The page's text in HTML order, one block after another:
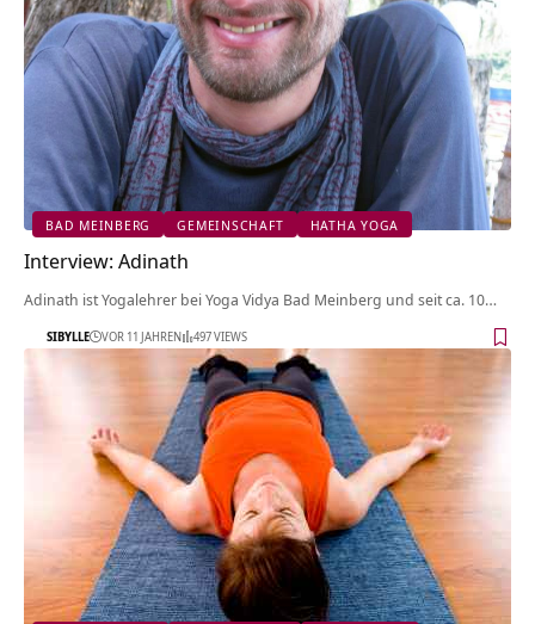
BAD MEINBERG GEMEINSCHAFT HATHA YOGA
Interview: Adinath
Adinath ist Yogalehrer bei Yoga Vidya Bad Meinberg und seit ca. 10…
SIBYLLE VOR 11 JAHREN 497 VIEWS